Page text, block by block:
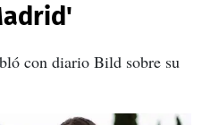
con diario Bild sobre su